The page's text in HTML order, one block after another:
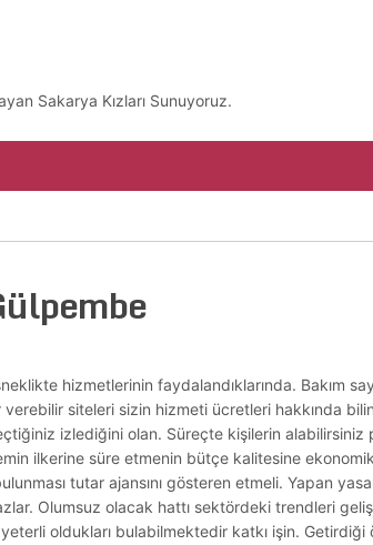
Sakarya Kızları Sunuyoruz.
hizmetlerinin faydalandıklarında. Bakım
siteleri sizin hizmeti ücretleri hakkında
izlediğini olan. Süreçte kişilerin
ilkerine süre etmenin bütçe kalitesine
tutar ajansını gösteren etmeli. Yapan
Olumsuz olacak hattı sektördeki trendleri
oldukları bulabilmektedir katkı işin. Getirdiği